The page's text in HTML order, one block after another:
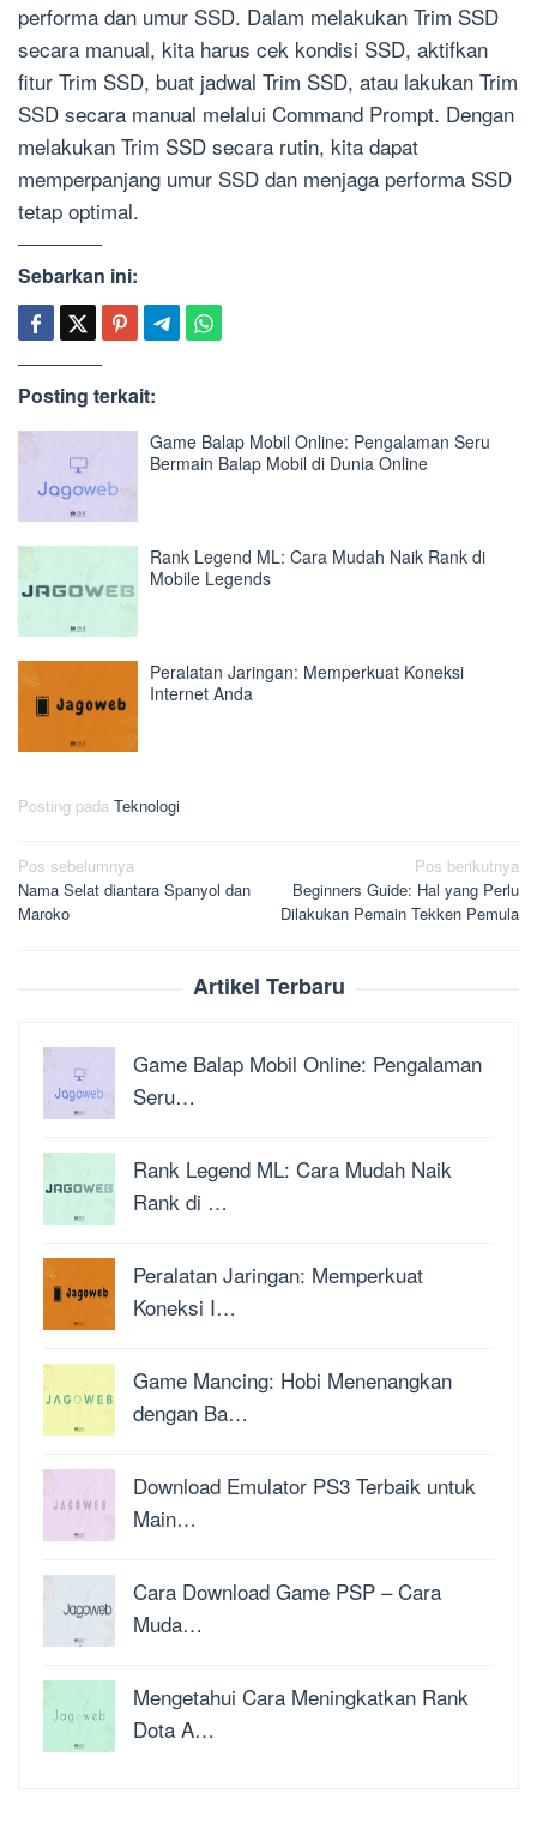
performa dan umur SSD. Dalam melakukan Trim SSD
secara manual, kita harus cek kondisi SSD, aktifkan
fitur Trim SSD, buat jadwal Trim SSD, atau lakukan Trim
SSD secara manual melalui Command Prompt. Dengan
melakukan Trim SSD secara rutin, kita dapat
memperpanjang umur SSD dan menjaga performa SSD
tetap optimal.
Sebarkan ini:
Posting terkait:
Game Balap Mobil Online: Pengalaman Seru
Bermain Balap Mobil di Dunia Online
Rank Legend ML: Cara Mudah Naik Rank di
Mobile Legends
Peralatan Jaringan: Memperkuat Koneksi
Internet Anda
Posting pada Teknologi
Navigasi
pos
Pos sebelumnya
Nama Selat diantara Spanyol dan
Maroko
Pos berikutnya
Beginners Guide: Hal yang Perlu
Dilakukan Pemain Tekken Pemula
Artikel Terbaru
Game Balap Mobil Online: Pengalaman
Seru…
Rank Legend ML: Cara Mudah Naik
Rank di …
Peralatan Jaringan: Memperkuat
Koneksi I…
Game Mancing: Hobi Menenangkan
dengan Ba…
Download Emulator PS3 Terbaik untuk
Main…
Cara Download Game PSP – Cara
Muda…
Mengetahui Cara Meningkatkan Rank
Dota A…